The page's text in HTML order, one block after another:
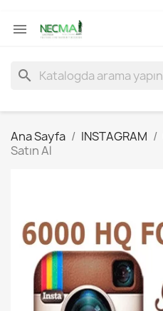

search
Ana Sayfa INSTAGRAM
Satın Al